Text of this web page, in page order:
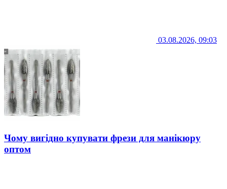
03.08.2026, 09:03
Чому вигідно купувати фрези для манікюру
оптом